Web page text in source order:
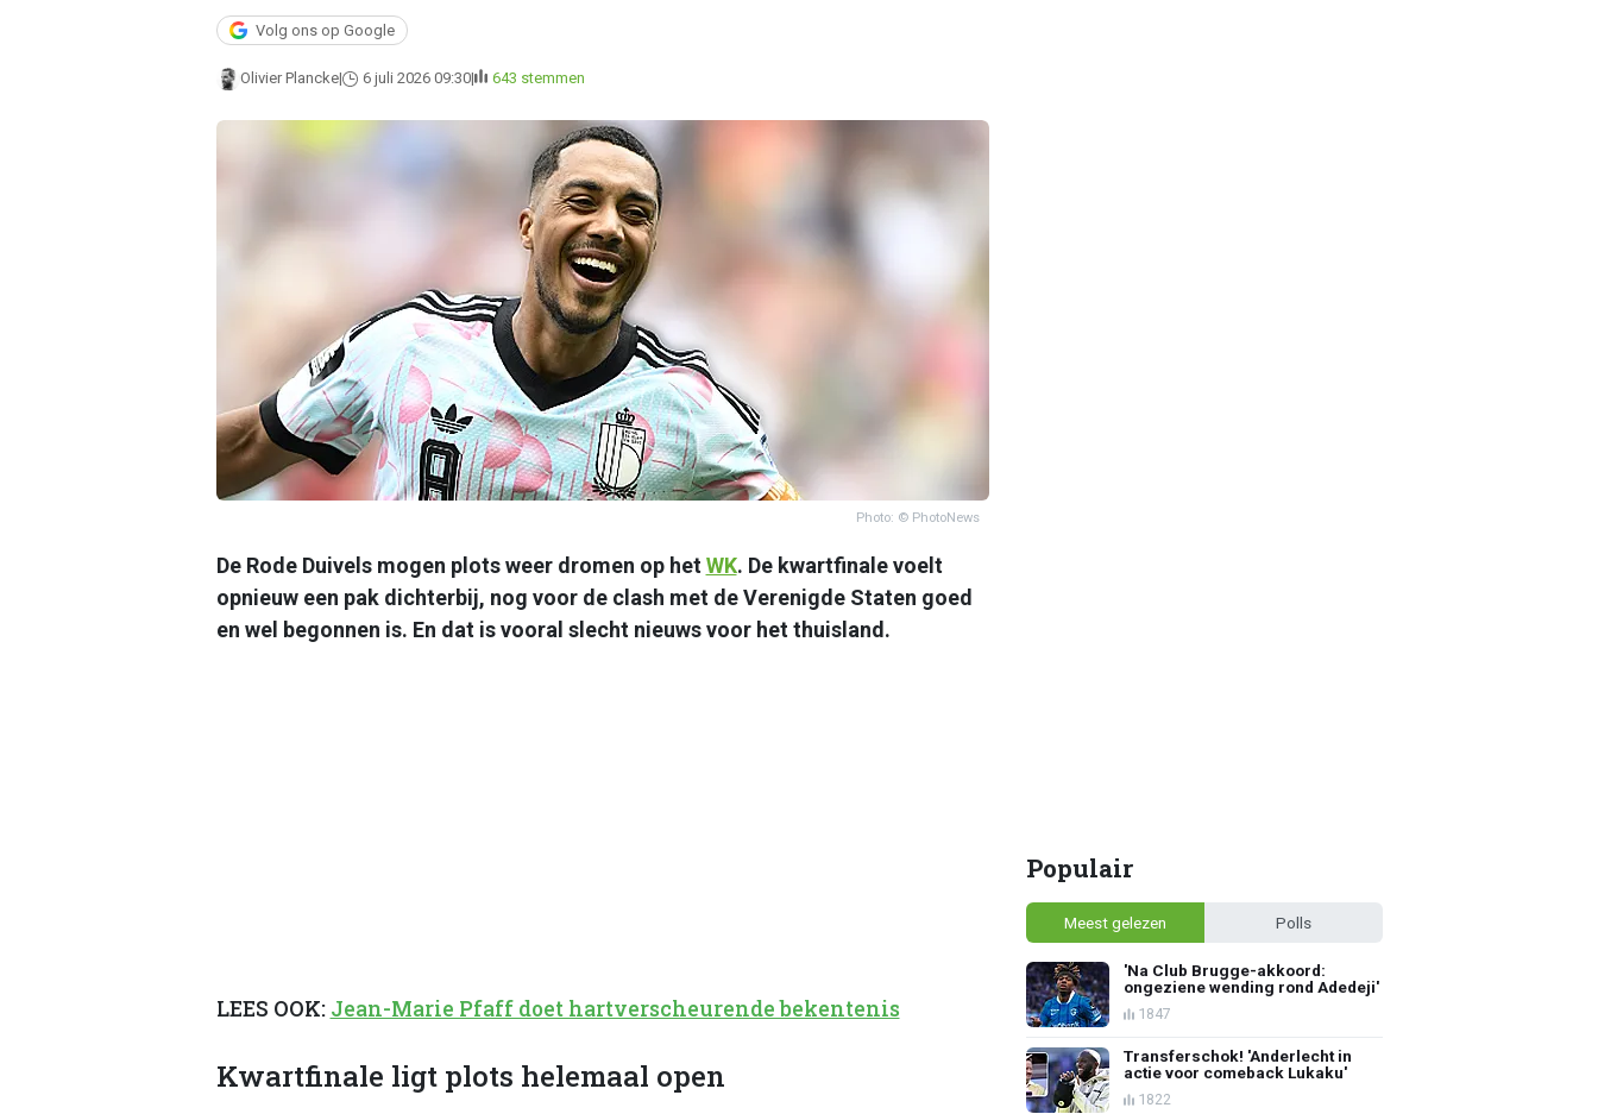
Volg ons op Google
Olivier Plancke 6 juli 2026 09:30 643 stemmen
Photo: © PhotoNews
De Rode Duivels mogen plots weer dromen op hetWK. De kwartfinale voelt
opnieuw een pak dichterbij, nog voor de clash met de Verenigde Staten goed
en wel begonnen is. En dat is vooral slecht nieuws voor het thuisland.
LEES OOK: Jean-Marie Pfaff doet hartverscheurende bekentenis
Kwartfinale ligt plots helemaal open
Populair
Meest gelezen Polls
'Na Club Brugge-akkoord:
ongeziene wending rond Adedeji'
1847
Transferschok! 'Anderlecht in
actie voor comeback Lukaku'
1822